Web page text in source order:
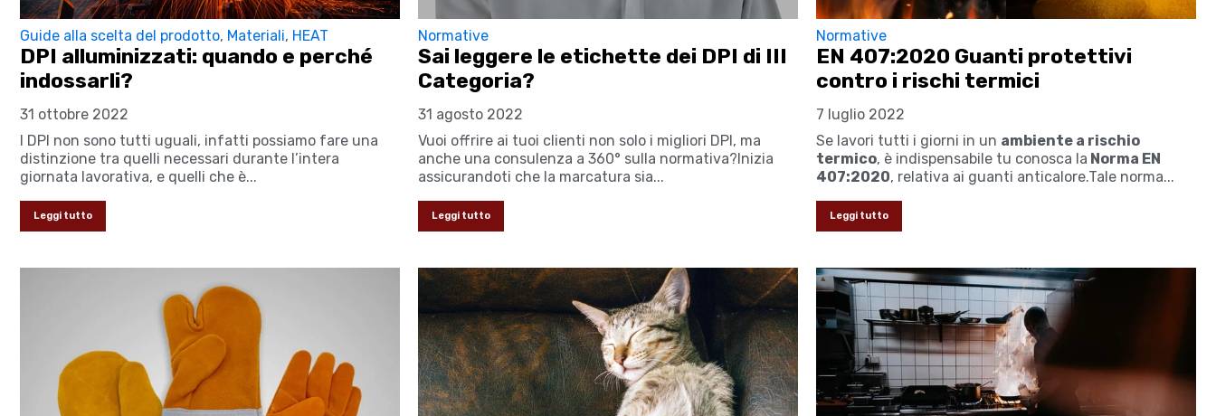
Guide alla scelta del prodotto, Materiali, HEAT
DPI alluminizzati: quando e perché
indossarli?
31 ottobre 2022
I DPI non sono tutti uguali, infatti possiamo fare una
distinzione tra quelli necessari durante l’intera
giornata lavorativa, e quelli che è...
Leggi tutto
Normative
Sai leggere le etichette dei DPI di III
Categoria?
31 agosto 2022
Vuoi offrire ai tuoi clienti non solo i migliori DPI, ma
anche una consulenza a 360° sulla normativa?Inizia
assicurandoti che la marcatura sia...
Leggi tutto
Normative
EN 407:2020 Guanti protettivi
contro i rischi termici
7 luglio 2022
Se lavori tutti i giorni in un ambiente a rischio
termico, è indispensabile tu conosca la Norma EN
407:2020, relativa ai guanti anticalore.Tale norma...
Leggi tutto